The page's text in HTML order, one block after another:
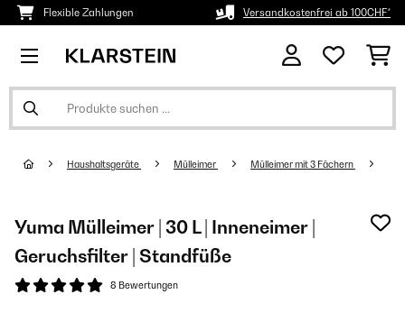
Flexible Zahlungen Versandkostenfrei ab 100CHF*
Haushaltsgeräte Mülleimer Mülleimer mit 3 Fächern
Yuma Mülleimer | 30 L | Inneneimer |
Geruchsfilter | Standfüße
8 Bewertungen